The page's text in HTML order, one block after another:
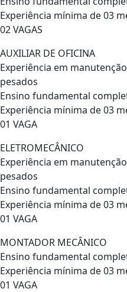
Experiência mínima de 03
02 VAGAS
AUXILIAR DE OFICINA
Experiência em
pesados
Ensino fundamental
Experiência mínima de 03
01 VAGA
ELETROMECÂNICO
Experiência em
pesados
Ensino fundamental
Experiência mínima de 03
01 VAGA
MONTADOR MECÂNICO
Ensino fundamental
Experiência mínima de 03
01 VAGA